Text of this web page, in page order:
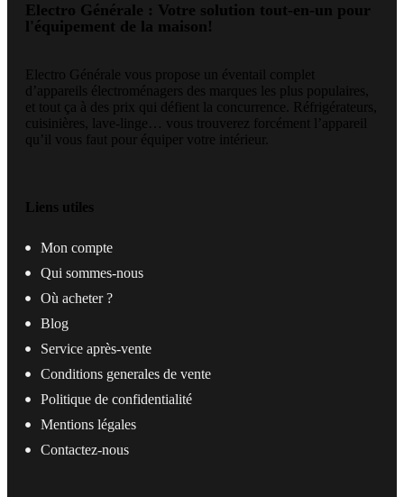
Electro Générale : Votre solution tout-en-un pour
l'équipement de la maison!
Electro Générale vous propose un éventail complet
d’appareils électroménagers des marques les plus populaires,
et tout ça à des prix qui défient la concurrence. Réfrigérateurs,
cuisinières, lave-linge… vous trouverez forcément l’appareil
qu’il vous faut pour équiper votre intérieur.
Liens utiles
Mon compte
Qui sommes-nous
Où acheter ?
Blog
Service après-vente
Conditions generales de vente
Politique de confidentialité
Mentions légales
Contactez-nous